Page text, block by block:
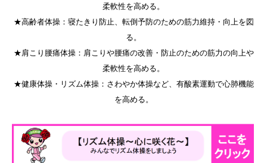
柔軟性を高める。
★高齢者体操：寝たきり防止、転倒予防のための筋力維持・向上を図
る。
★肩こり腰痛体操：肩こりや腰痛の改善・防止のための筋力の向上や
柔軟性を高める。
★健康体操・リズム体操：さわやか体操など、有酸素運動で心肺機能
を高める。